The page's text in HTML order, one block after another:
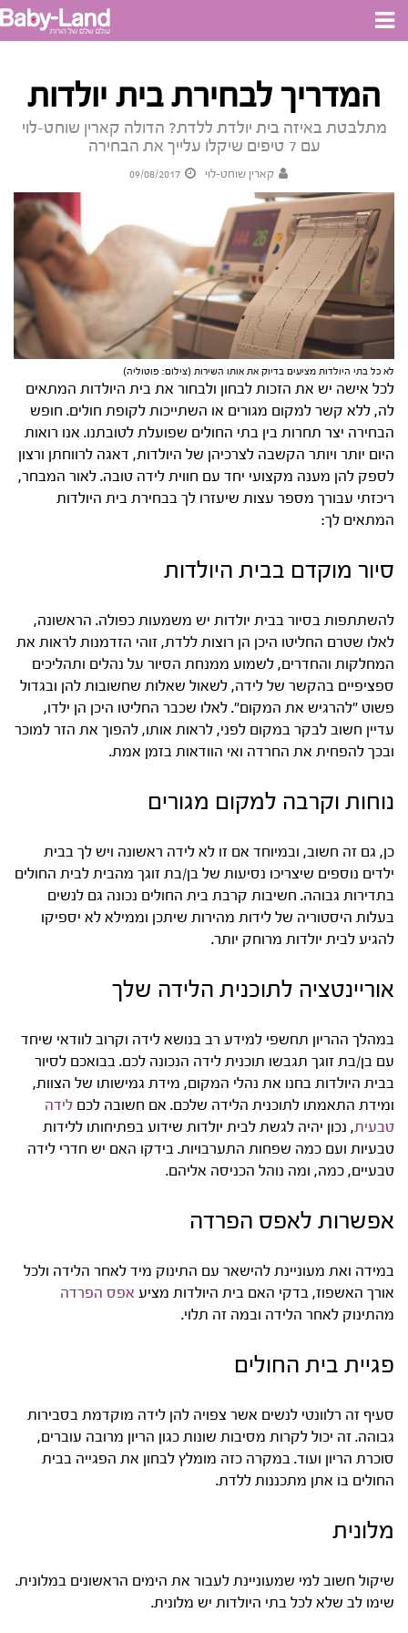
המדריך לבחירת בית יולדות
מתלבטת באיזה בית יולדת ללדת? הדולה קארין שוחט-לוי
עם 7 טיפים שיקלו עלייך את הבחירה
קארין שוחט-לוי 09/08/2017
לא כל בתי היולדות מציעים בדיוק את אותו השירות (צילום: פוטוליה)
לכל אישה יש את הזכות לבחון ולבחור את בית היולדות המתאים
לה, ללא קשר למקום מגורים או השתייכות לקופת חולים. חופש
הבחירה יצר תחרות בין בתי החולים שפועלת לטובתנו. אנו רואות
היום יותר ויותר הקשבה לצרכיהן של היולדות, דאגה לרווחתן ורצון
לספק להן מענה מקצועי יחד עם חווית לידה טובה. לאור המבחר,
ריכזתי עבורך מספר עצות שיעזרו לך בבחירת בית היולדות
המתאים לך:
סיור מוקדם בבית היולדות
להשתתפות בסיור בבית יולדות יש משמעות כפולה. הראשונה,
לאלו שטרם החליטו היכן הן רוצות ללדת, זוהי הזדמנות לראות את
המחלקות והחדרים, לשמוע ממנחת הסיור על נהלים ותהליכים
ספציפיים בהקשר של לידה, לשאול שאלות שחשובות להן ובגדול
פשוט "להרגיש את המקום". לאלו שכבר החליטו היכן הן ילדו,
עדיין חשוב לבקר במקום לפני, לראות אותו, להפוך את הזר למוכר
ובכך להפחית את החרדה ואי הוודאות בזמן אמת.
נוחות וקרבה למקום מגורים
כן, גם זה חשוב, ובמיוחד אם זו לא לידה ראשונה ויש לך בבית
ילדים נוספים שיצריכו נסיעות של בן/בת זוגך מהבית לבית החולים
בתדירות גבוהה. חשיבות קרבת בית החולים נכונה גם לנשים
בעלות היסטוריה של לידות מהירות שיתכן וממילא לא יספיקו
להגיע לבית יולדות מרוחק יותר.
אוריינטציה לתוכנית הלידה שלך
במהלך ההריון תחשפי למידע רב בנושא לידה וקרוב לוודאי שיחד
עם בן/בת זוגך תגבשו תוכנית לידה הנכונה לכם. בבואכם לסיור
בבית היולדות בחנו את נהלי המקום, מידת גמישותו של הצוות,
ומידת התאמתו לתוכנית הלידה שלכם. אם חשובה לכם לידה
טבעית, נכון יהיה לגשת לבית יולדות שידוע בפתיחותו ללידות
טבעיות ועם כמה שפחות התערבויות. בידקו האם יש חדרי לידה
טבעיים, כמה, ומה נוהל הכניסה אליהם.
אפשרות לאפס הפרדה
במידה ואת מעוניינת להישאר עם התינוק מיד לאחר הלידה ולכל
אורך האשפוז, בדקי האם בית היולדות מציע אפס הפרדה
מהתינוק לאחר הלידה ובמה זה תלוי.
פגיית בית החולים
סעיף זה רלוונטי לנשים אשר צפויה להן לידה מוקדמת בסבירות
גבוהה. זה יכול לקרות מסיבות שונות כגון הריון מרובה עוברים,
סוכרת הריון ועוד. במקרה כזה מומלץ לבחון את הפגייה בבית
החולים בו אתן מתכננות ללדת.
מלונית
שיקול חשוב למי שמעוניינת לעבור את הימים הראשונים במלונית.
שימו לב שלא לכל בתי היולדות יש מלונית.